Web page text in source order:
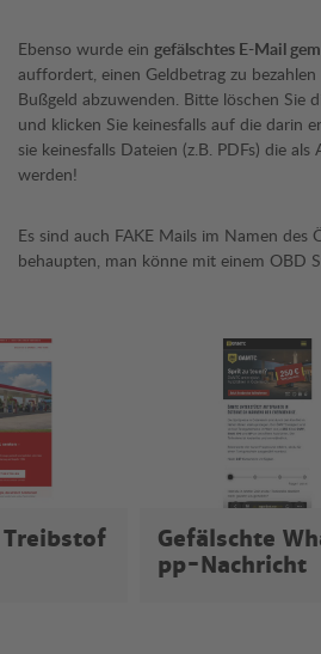
Ebenso wurde ein gefälschtes E-Mail
auffordert, einen Geldbetrag zu
Bußgeld abzuwenden. Bitte löschen Sie
und klicken Sie keinesfalls auf die darin
sie keinesfalls Dateien (z.B. PDFs) die als
werden!
Es sind auch FAKE Mails im Namen des
behaupten, man könne mit einem OBD
Treibstof
Gefälschte
pp-Nachricht